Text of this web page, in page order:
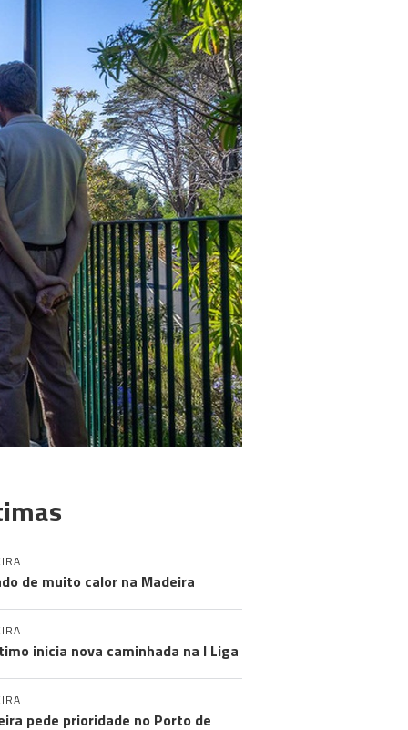
de muito calor na Madeira
inicia nova caminhada na I Liga
pede prioridade no Porto de